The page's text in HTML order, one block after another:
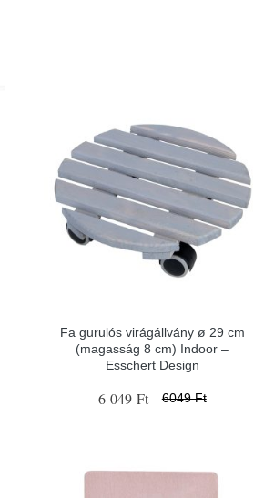
Fa gurulós virágállvány ø 29 cm
(magasság 8 cm) Indoor –
Esschert Design
6 049 Ft 6049 Ft